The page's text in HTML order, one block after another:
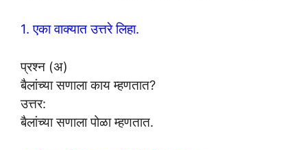
1. एका वाक्यात उत्तरे लिहा.
प्रश्न (अ)
बैलांच्या सणाला काय म्हणतात?
उत्तर:
बैलांच्या सणाला पोळा म्हणतात.